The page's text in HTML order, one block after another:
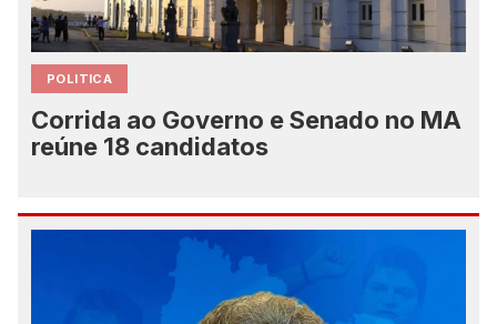
POLITICA
Corrida ao Governo e Senado no MA
reúne 18 candidatos